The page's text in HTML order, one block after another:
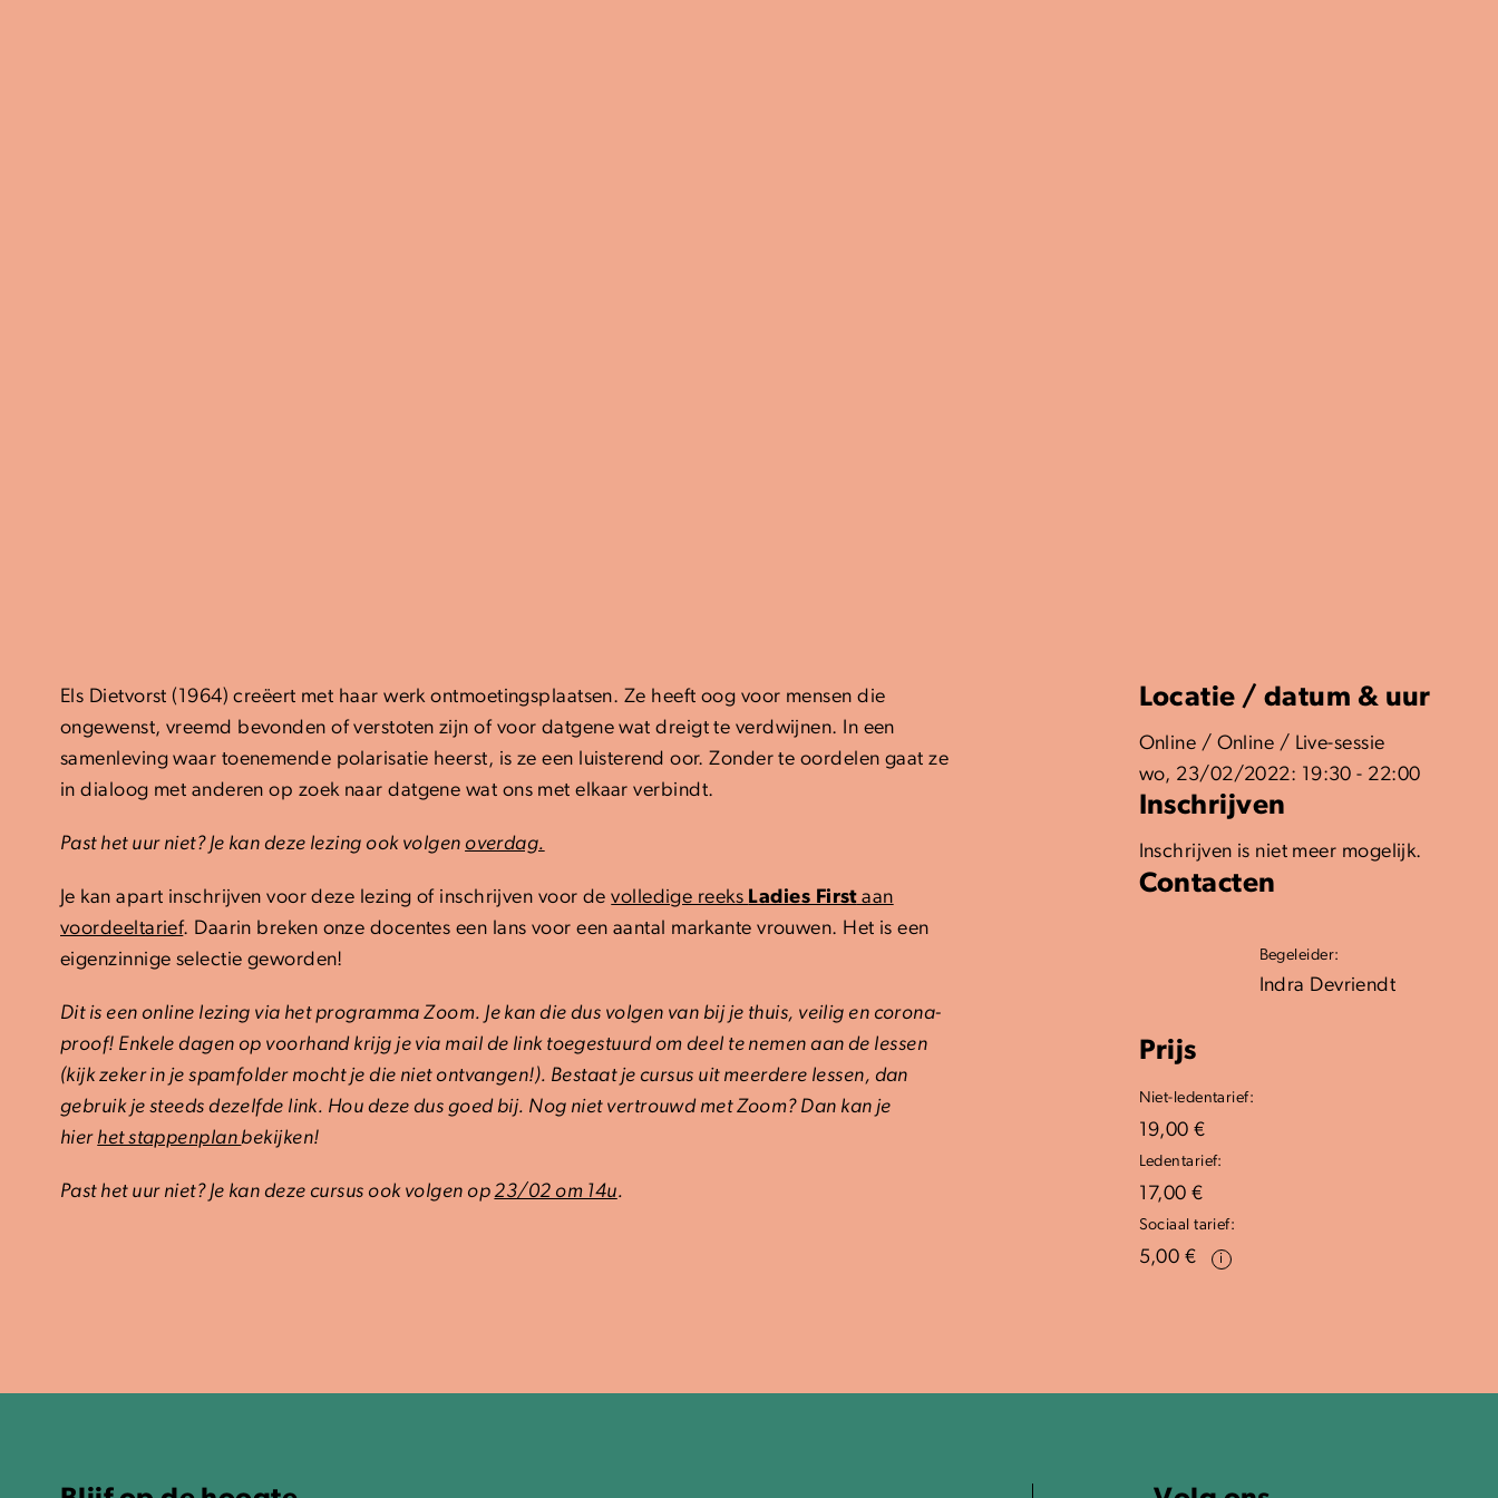
Els Dietvorst (1964) creëert met haar werk ontmoetingsplaatsen. Ze heeft oog voor mensen die
ongewenst, vreemd bevonden of verstoten zijn of voor datgene wat dreigt te verdwijnen. In een
samenleving waar toenemende polarisatie heerst, is ze een luisterend oor. Zonder te oordelen gaat ze
in dialoog met anderen op zoek naar datgene wat ons met elkaar verbindt.
Past het uur niet? Je kan deze lezing ook volgen overdag.
Je kan apart inschrijven voor deze lezing of inschrijven voor devolledige reeks Ladies Firstaan
voordeeltarief. Daarin breken onze docentes een lans voor een aantal markante vrouwen. Het is een
eigenzinnige selectie geworden!
Dit is een online lezing via het programma Zoom. Je kan die dus volgen van bij je thuis, veilig en corona-
proof! Enkele dagen op voorhand krijg je via mail de link toegestuurd om deel te nemen aan de lessen
(kijk zeker in je spamfolder mocht je die niet ontvangen!). Bestaat je cursus uit meerdere lessen, dan
gebruik je steeds dezelfde link. Hou deze dus goed bij. Nog niet vertrouwd met Zoom? Dan kan je
hier het stappenplanbekijken!
Past het uur niet? Je kan deze cursus ook volgen op23/02 om 14u.
Locatie / datum & uur
Online / Online / Live-sessie
wo, 23/02/2022: 19:30 - 22:00
Inschrijven
Inschrijven is niet meer mogelijk.
Contacten
Begeleider:
Indra Devriendt
Prijs
Niet-ledentarief:
19,00 €
Ledentarief:
17,00 €
Sociaal tarief:
5,00 € i